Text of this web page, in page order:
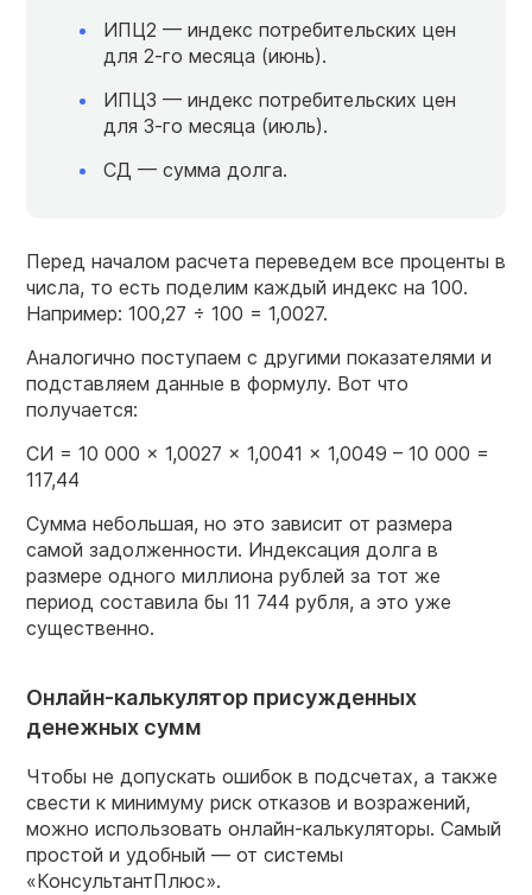
ИПЦ2 — индекс потребительских цен
для 2-го месяца (июнь).
ИПЦ3 — индекс потребительских цен
для 3-го месяца (июль).
СД — сумма долга.
Перед началом расчета переведем все проценты в
числа, то есть поделим каждый индекс на 100.
Например: 100,27 ÷ 100 = 1,0027.
Аналогично поступаем с другими показателями и
подставляем данные в формулу. Вот что
получается:
СИ = 10 000 × 1,0027 × 1,0041 × 1,0049 – 10 000 =
117,44
Сумма небольшая, но это зависит от размера
самой задолженности. Индексация долга в
размере одного миллиона рублей за тот же
период составила бы 11 744 рубля, а это уже
существенно.
Онлайн-калькулятор присужденных
денежных сумм
Чтобы не допускать ошибок в подсчетах, а также
свести к минимуму риск отказов и возражений,
можно использовать онлайн-калькуляторы. Самый
простой и удобный — от системы
«КонсультантПлюс».